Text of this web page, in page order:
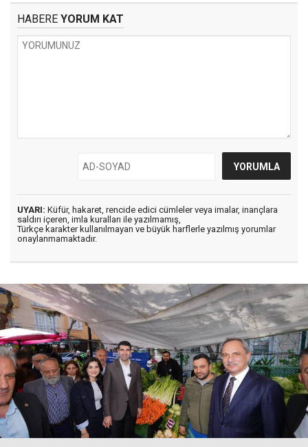
HABERE YORUM KAT
UYARI: Küfür, hakaret, rencide edici cümleler veya imalar, inançlara
saldırı içeren, imla kuralları ile yazılmamış,
Türkçe karakter kullanılmayan ve büyük harflerle yazılmış yorumlar
onaylanmamaktadır.